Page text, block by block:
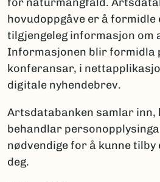
hovudoppgåve er å
tilgjengeleg informasjon
Informasjonen blir formidla
konferansar, i
digitale nyhendebrev.
Artsdatabanken samlar
behandlar
nødvendige for å kunne tilby
deg.